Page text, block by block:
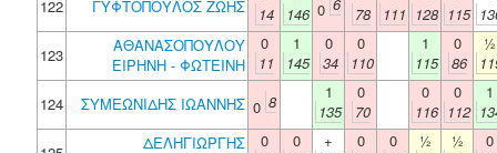
122
ΓΥΦΤΟΠΟΥΛΟΣ ΖΩΗΣ
14
146 0
78
111 128 115
123
ΑΘΑΝΑΣΟΠΟΥΛΟΥ
ΕΙΡΗΝΗ - ΦΩΤΕΙΝΗ
0
11
1
145
0
34
0
110
1
115
0
86
½
124
ΣΥΜΕΩΝΙΔΗΣ ΙΩΑΝΝΗΣ 0 8
1
135
0
70
0
116
0
112
1
ΔΕΛΗΓΙΩΡΓΗΣ
0
0
+
0
0
½
½
0